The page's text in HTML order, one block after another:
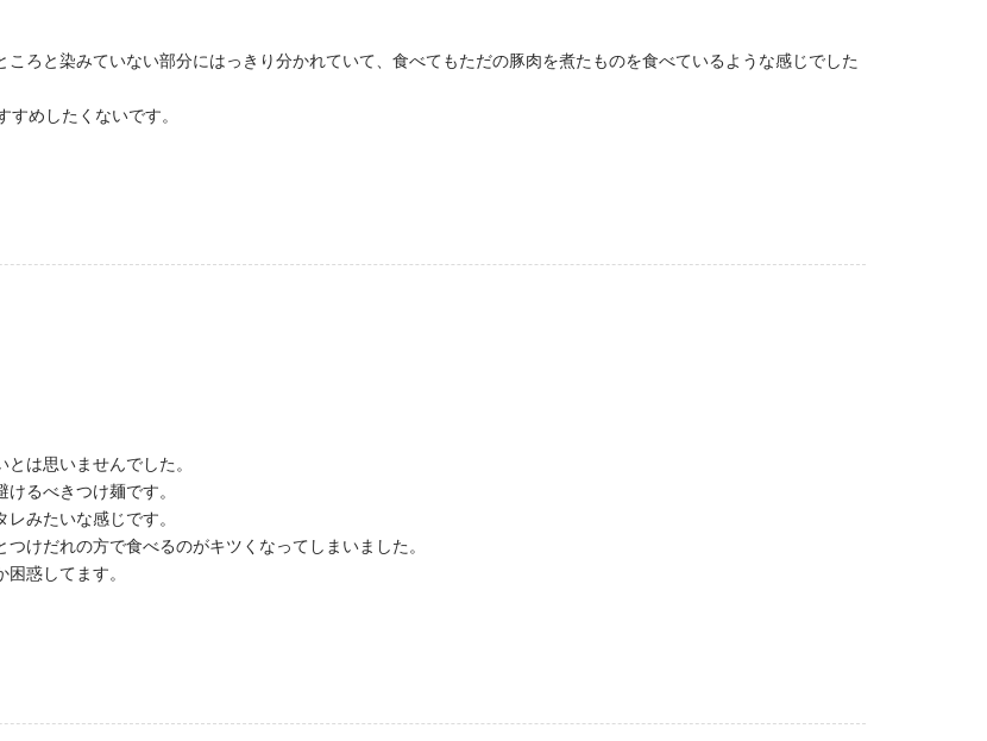
ろと染みていない部分にはっきり分かれていて、食べてもただの豚肉を煮たものを食べているような感じでした
めしたくないです。
は思いませんでした。
るべきつけ麺です。
みたいな感じです。
けだれの方で食べるのがキツくなってしまいました。
惑してます。